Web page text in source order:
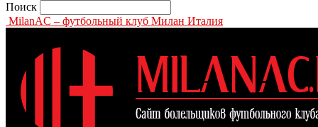
Поиск
MilanAC – футбольный клуб Милан Италия